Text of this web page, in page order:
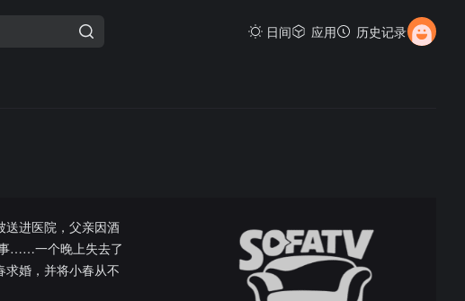
日间 应用 历史记录
进医院，父亲因酒
……一个晚上失去了
求婚，并将小春从不